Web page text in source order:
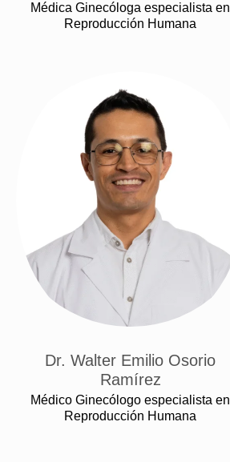
Médica Ginecóloga especialista en
Reproducción Humana
Dr. Walter Emilio Osorio
Ramírez
Médico Ginecólogo especialista en
Reproducción Humana